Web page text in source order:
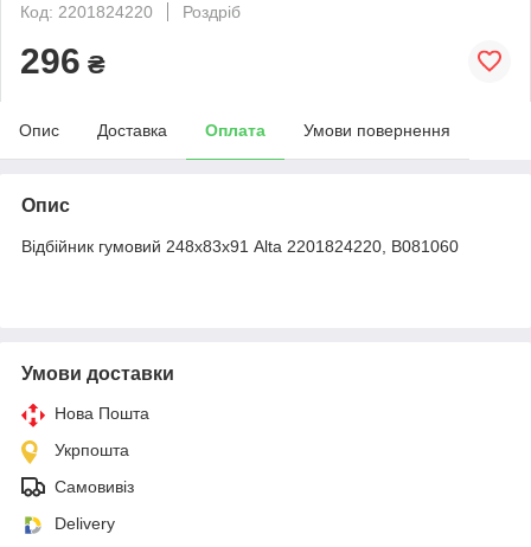
Код: 2201824220
Роздріб
296 ₴
Опис Доставка Оплата Умови повернення
Опис
Відбійник гумовий 248х83х91 Alta 2201824220, B081060
Умови доставки
Нова Пошта
Укрпошта
Самовивіз
Delivery